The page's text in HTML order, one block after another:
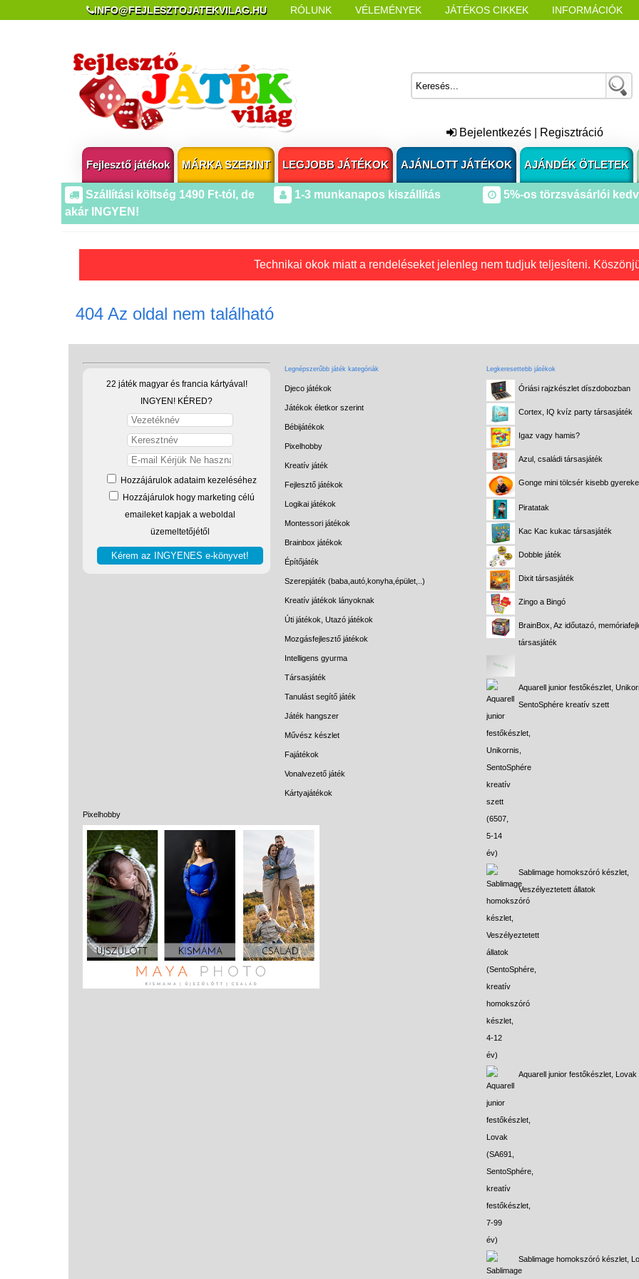
INFO@FEJLESZTOJATEKVILAG.HU RÓLUNK VÉLEMÉNYEK JÁTÉKOS CIKKEK INFORMÁCIÓK
Bejelentkezés Regisztráció
Fejlesztő játékok MÁRKA SZERINT LEGJOBB JÁTÉKOK AJÁNLOTT JÁTÉKOK AJÁNDÉK ÖTLETEK
Szállítási költség 1490 Ft-tól, de
akár INGYEN!
1-3 munkanapos kiszállítás 5%-os törzsvásárlói
Technikai okok miatt a rendeléseket jelenleg nem tudjuk teljesíteni.
404 Az oldal nem található
22 játék magyar és francia kártyával!
INGYEN! KÉRED?
Hozzájárulok adataim kezeléséhez
Hozzájárulok hogy marketing célú
emaileket kapjak a weboldal
üzemeltetőjétől
Pixelhobby
Legnépszerűbb játék kategóriák
Djeco játékok
Játékok életkor szerint
Bébijátékok
Pixelhobby
Kreatív játék
Fejlesztő játékok
Logikai játékok
Montessori játékok
Brainbox játékok
Építőjáték
Szerepjáték (baba,autó,konyha,épület,..)
Kreatív játékok lányoknak
Úti játékok, Utazó játékok
Mozgásfejlesztő játékok
Intelligens gyurma
Társasjáték
Tanulást segítő játék
Játék hangszer
Művész készlet
Fajátékok
Vonalvezető játék
Kártyajátékok
Legkeresettebb játékok
Óriási rajzkészlet díszdobozban
Cortex, IQ kvíz party társasjáték
Igaz vagy hamis?
Azul, családi társasjáték
Gonge mini tölcsér kisebb
Piratatak
Kac Kac kukac társasjáték
Dobble játék
Dixit társasjáték
Zingo a Bingó
BrainBox, Az időutazó,
társasjáték
Aquarell junior festőkészlet,
SentoSphére kreatív szett
Sablimage homokszóró készlet,
Veszélyeztetett állatok
Aquarell junior festőkészlet, Lovak
Sablimage homokszóró készlet,